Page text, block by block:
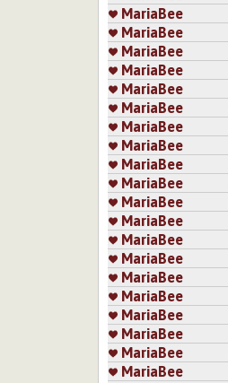
MariaBee
MariaBee
MariaBee
MariaBee
MariaBee
MariaBee
MariaBee
MariaBee
MariaBee
MariaBee
MariaBee
MariaBee
MariaBee
MariaBee
MariaBee
MariaBee
MariaBee
MariaBee
MariaBee
MariaBee